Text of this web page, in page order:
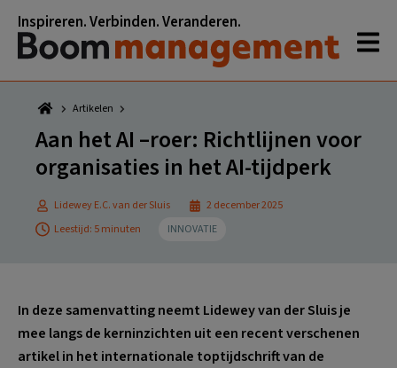
naar
hoofdnavigatie
naar
hoofd
inhoud
naar
eerste
sidebar
naar
voettekst
Inspireren. Verbinden. Veranderen.
Artikelen
Aan het AI –roer: Richtlijnen voor
organisaties in het AI-tijdperk
Lidewey E.C. van der Sluis
2 december 2025
Leestijd: 5 minuten
INNOVATIE
In deze samenvatting neemt Lidewey van der Sluis je
mee langs de kerninzichten uit een recent verschenen
artikel in het internationale toptijdschrift van de